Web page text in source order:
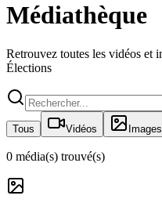
Médiathèque
Retrouvez toutes les vidéos et
Élections
Tous Vidéos Images
0 média(s) trouvé(s)